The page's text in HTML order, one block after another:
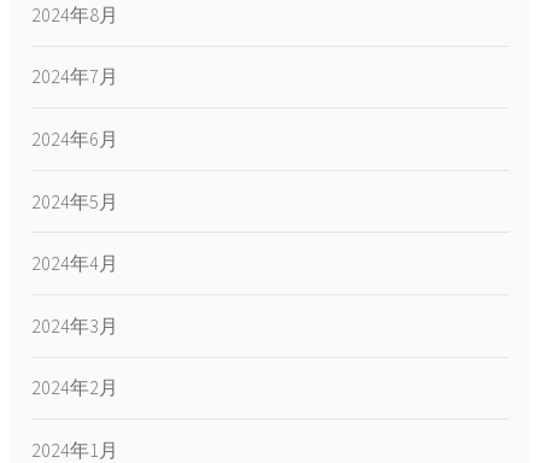
2024年8月
2024年7月
2024年6月
2024年5月
2024年4月
2024年3月
2024年2月
2024年1月